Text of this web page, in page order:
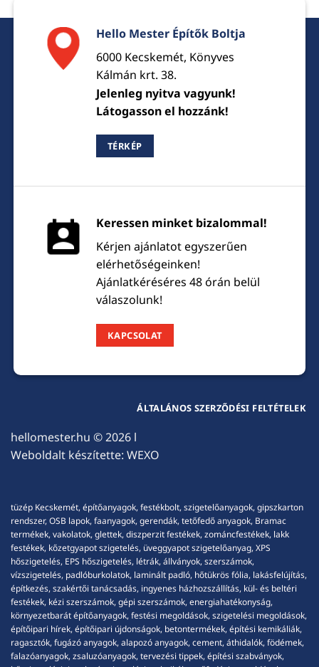
Hello Mester Építők Boltja
6000 Kecskemét, Könyves
Kálmán krt. 38.
Jelenleg nyitva vagyunk!
Látogasson el hozzánk!
TÉRKÉP
Keressen minket bizalommal!
Kérjen ajánlatot egyszerűen
elérhetőségeinken!
Ajánlatkéréséres 48 órán belül
válaszolunk!
KAPCSOLAT
hellomester.hu © 2026 l
Weboldalt készítette: WEXO
ÁLTALÁNOS SZERZŐDÉSI FELTÉTELEK
tüzép Kecskemét, építőanyagok, festékbolt, szigetelőanyagok, gipszkarton
rendszer, OSB lapok, faanyagok, gerendák, tetőfedő anyagok, Bramac
termékek, vakolatok, glettek, diszperzit festékek, zománcfestékek, lakk
festékek, kőzetgyapot szigetelés, üveggyapot szigetelőanyag, XPS
hőszigetelés, EPS hőszigetelés, létrák, állványok, szerszámok,
vízszigetelés, padlóburkolatok, laminált padló, hőtükrös fólia, lakásfelújítás,
építkezés, szakértői tanácsadás, ingyenes házhozszállítás, kül- és beltéri
festékek, kézi szerszámok, gépi szerszámok, energiahatékonyság,
környezetbarát építőanyagok, festési megoldások, szigetelési megoldások,
építőipari hírek, építőipari újdonságok, betontermékek, építési kemikáliák,
ragasztók, fugázó anyagok, alapozó anyagok, cement, áthidalók, födémek,
falazóanyagok, zsaluzóanyagok, tervezési tippek, építési szabványok,